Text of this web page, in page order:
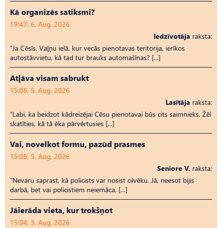
Kā organizēs satiksmi?
19:47, 6. Aug, 2026
Iedzīvotāja raksta:
“Ja Cēsīs, Vaļņu ielā, kur vecās pienotavas teritorija, ierīkos
autostāvvietu, kā tad tur brauks automašīnas? […]
Atļāva visam sabrukt
15:08, 5. Aug, 2026
Lasītāja raksta:
“Labi, ka beidzot kādreizējai Cēsu pienotavai būs cits saimnieks. Žēl
skatīties, kā tā ēka pārvērtusies […]
Vai, novelkot formu, pazūd prasmes
15:08, 5. Aug, 2026
Seniore V. raksta:
“Nevaru saprast, kā policists var nosist cilvēku. Jā, neesot bijis
darbā, bet vai policistiem neiemāca, […]
Jāierāda vieta, kur trokšņot
15:04, 3. Aug, 2026